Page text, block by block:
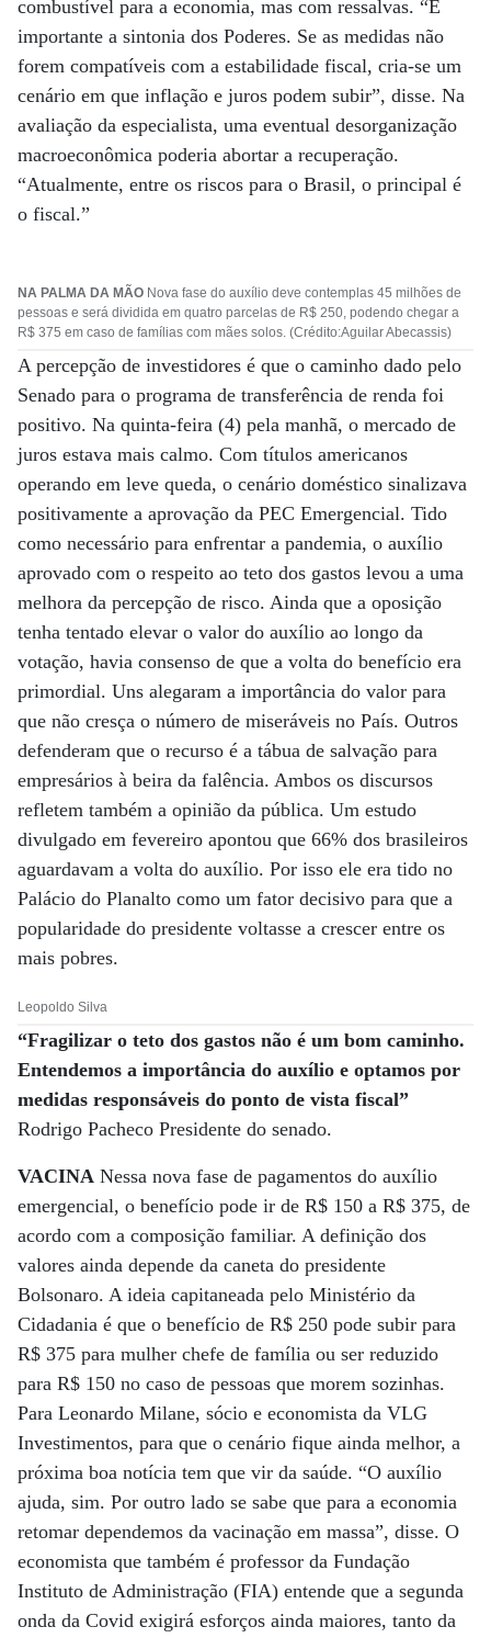
combustível para a economia, mas com ressalvas. “É
importante a sintonia dos Poderes. Se as medidas não
forem compatíveis com a estabilidade fiscal, cria-se um
cenário em que inflação e juros podem subir”, disse. Na
avaliação da especialista, uma eventual desorganização
macroeconômica poderia abortar a recuperação.
“Atualmente, entre os riscos para o Brasil, o principal é
o fiscal.”
NA PALMA DA MÃO Nova fase do auxílio deve contemplas 45 milhões de
pessoas e será dividida em quatro parcelas de R$ 250, podendo chegar a
R$ 375 em caso de famílias com mães solos. (Crédito:Aguilar Abecassis)
A percepção de investidores é que o caminho dado pelo
Senado para o programa de transferência de renda foi
positivo. Na quinta-feira (4) pela manhã, o mercado de
juros estava mais calmo. Com títulos americanos
operando em leve queda, o cenário doméstico sinalizava
positivamente a aprovação da PEC Emergencial. Tido
como necessário para enfrentar a pandemia, o auxílio
aprovado com o respeito ao teto dos gastos levou a uma
melhora da percepção de risco. Ainda que a oposição
tenha tentado elevar o valor do auxílio ao longo da
votação, havia consenso de que a volta do benefício era
primordial. Uns alegaram a importância do valor para
que não cresça o número de miseráveis no País. Outros
defenderam que o recurso é a tábua de salvação para
empresários à beira da falência. Ambos os discursos
refletem também a opinião da pública. Um estudo
divulgado em fevereiro apontou que 66% dos brasileiros
aguardavam a volta do auxílio. Por isso ele era tido no
Palácio do Planalto como um fator decisivo para que a
popularidade do presidente voltasse a crescer entre os
mais pobres.
Leopoldo Silva
“Fragilizar o teto dos gastos não é um bom caminho.
Entendemos a importância do auxílio e optamos por
medidas responsáveis do ponto de vista fiscal”
Rodrigo Pacheco Presidente do senado.
VACINA Nessa nova fase de pagamentos do auxílio
emergencial, o benefício pode ir de R$ 150 a R$ 375, de
acordo com a composição familiar. A definição dos
valores ainda depende da caneta do presidente
Bolsonaro. A ideia capitaneada pelo Ministério da
Cidadania é que o benefício de R$ 250 pode subir para
R$ 375 para mulher chefe de família ou ser reduzido
para R$ 150 no caso de pessoas que morem sozinhas.
Para Leonardo Milane, sócio e economista da VLG
Investimentos, para que o cenário fique ainda melhor, a
próxima boa notícia tem que vir da saúde. “O auxílio
ajuda, sim. Por outro lado se sabe que para a economia
retomar dependemos da vacinação em massa”, disse. O
economista que também é professor da Fundação
Instituto de Administração (FIA) entende que a segunda
onda da Covid exigirá esforços ainda maiores, tanto da